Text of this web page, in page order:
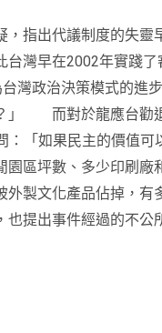
指出代議制度的失靈
灣早在2002年實踐
灣政治決策模式的進
？」 而對於龍應台勸
「如果民主的價值可
區坪數、多少印刷廠
製文化產品佔掉，有
提出事件經過的不公